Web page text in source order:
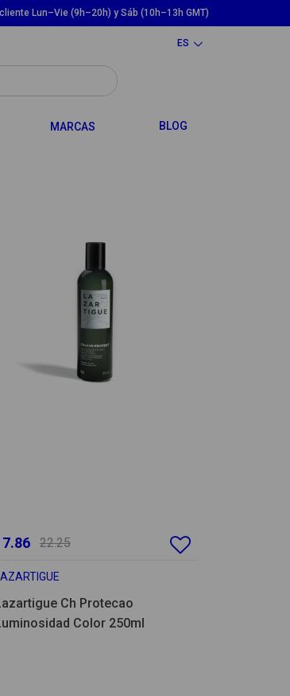
Lun–Vie (9h–20h) y Sáb (10h–13h GMT)
ES
TOGGLE DROPDOWN
MARCAS BLOG
22.25
LAZARTIGUE
Ch Protecao
Color 250ml